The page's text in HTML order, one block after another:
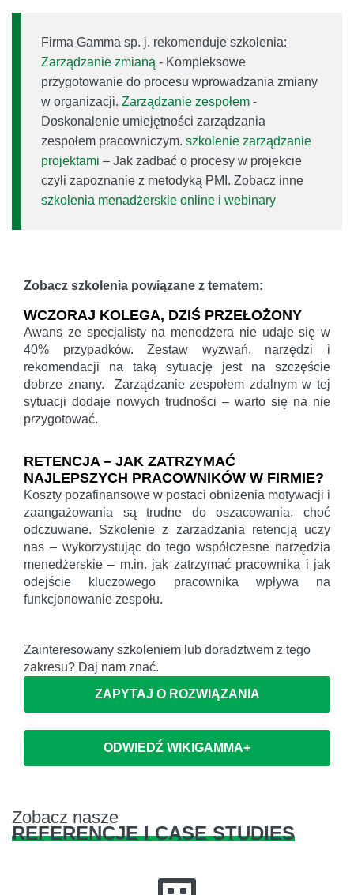
Firma Gamma sp. j. rekomenduje szkolenia:
Zarządzanie zmianą - Kompleksowe
przygotowanie do procesu wprowadzania zmiany
w organizacji. Zarządzanie zespołem -
Doskonalenie umiejętności zarządzania
zespołem pracowniczym. szkolenie zarządzanie
projektami – Jak zadbać o procesy w projekcie
czyli zapoznanie z metodyką PMI. Zobacz inne
szkolenia menadżerskie online i webinary
Zobacz szkolenia powiązane z tematem:
WCZORAJ KOLEGA, DZIŚ PRZEŁOŻONY
Awans ze specjalisty na menedżera nie udaje się w
40% przypadków. Zestaw wyzwań, narzędzi i
rekomendacji na taką sytuację jest na szczęście
dobrze znany. Zarządzanie zespołem zdalnym w tej
sytuacji dodaje nowych trudności – warto się na nie
przygotować.
RETENCJA – JAK ZATRZYMAĆ
NAJLEPSZYCH PRACOWNIKÓW W FIRMIE?
Koszty pozafinansowe w postaci obniżenia motywacji i
zaangażowania są trudne do oszacowania, choć
odczuwane. Szkolenie z zarzadzania retencją uczy
nas – wykorzystując do tego współczesne narzędzia
menedżerskie – m.in. jak zatrzymać pracownika i jak
odejście kluczowego pracownika wpływa na
funkcjonowanie zespołu.
Zainteresowany szkoleniem lub doradztwem z tego
zakresu? Daj nam znać.
ZAPYTAJ O ROZWIĄZANIA
ODWIEDŹ WIKIGAMMA+
Zobacz nasze
REFERENCJE I CASE STUDIES